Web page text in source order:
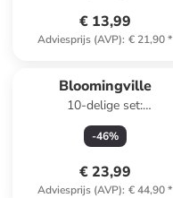
€ 13,99
Adviesprijs (AVP): € 21,90*
Bloomingville
10-delige set:
theelichthouders "Sanga"
meerkleurig
-46%
€ 23,99
Adviesprijs (AVP): € 44,90*